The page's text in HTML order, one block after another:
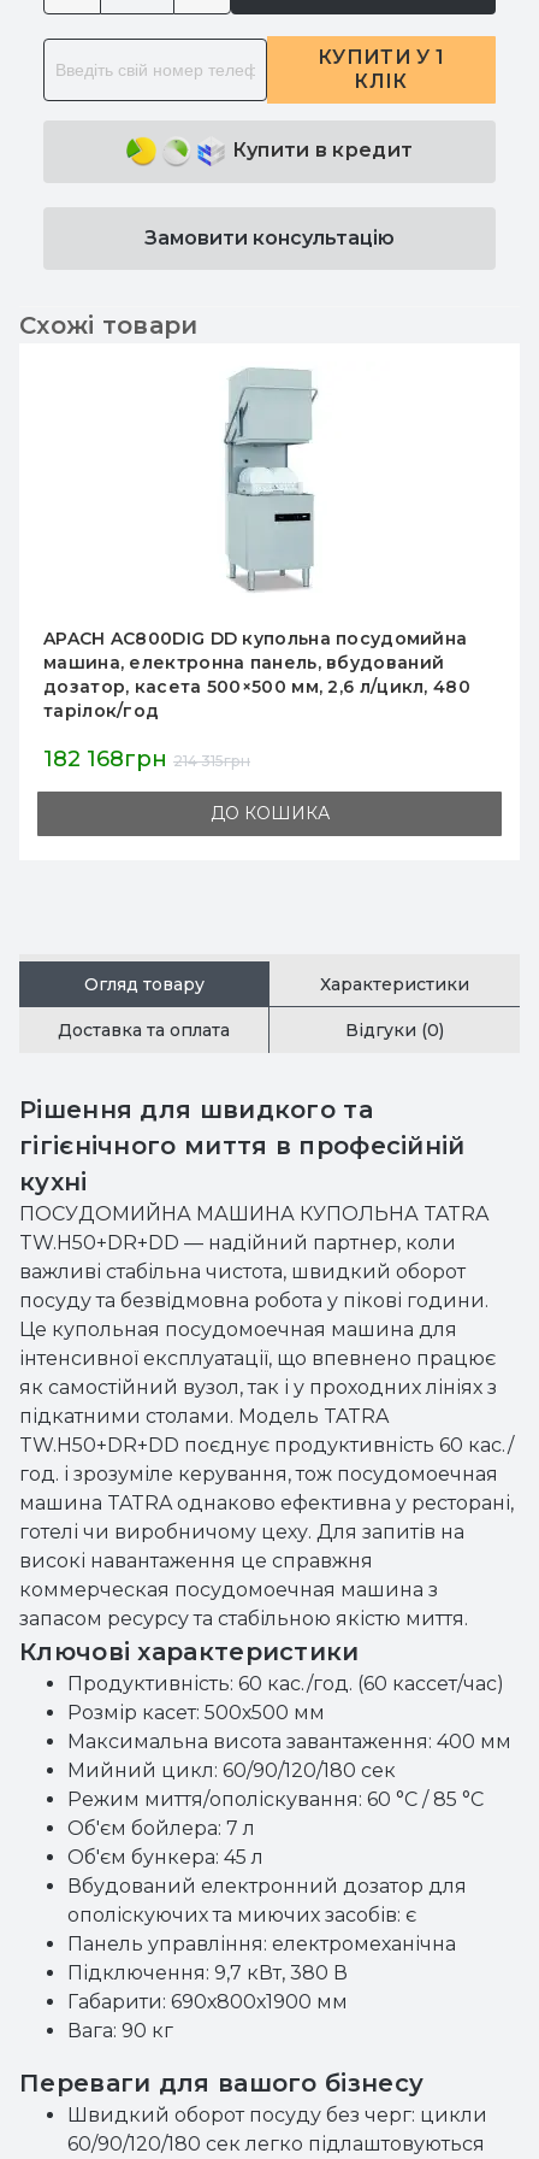
КУПИТИ У 1
КЛІК
Купити в кредит
Замовити консультацію
Схожі товари
APACH AF400 барна фронтальна механічна
посудомийка для склянок 30–40 касет/год,
касета 385×385 мм, дозатор і дренажна
помпа, 436×535×670 мм
73 656грн 86 654грн
ДО КОШИКА
Огляд товару Характеристики
Доставка та оплата Відгуки (0)
Рішення для швидкого та
гігієнічного миття в професійній
кухні
ПОСУДОМИЙНА МАШИНА КУПОЛЬНА TATRA
TW.H50+DR+DD — надійний партнер, коли
важливі стабільна чистота, швидкий оборот
посуду та безвідмовна робота у пікові години.
Це купольная посудомоечная машина для
інтенсивної експлуатації, що впевнено працює
як самостійний вузол, так і у проходних лініях з
підкатними столами. Модель TATRA
TW.H50+DR+DD поєднує продуктивність 60 кас./
год. і зрозуміле керування, тож посудомоечная
машина TATRA однаково ефективна у ресторані,
готелі чи виробничому цеху. Для запитів на
високі навантаження це справжня
коммерческая посудомоечная машина з
запасом ресурсу та стабільною якістю миття.
Ключові характеристики
Продуктивність: 60 кас./год. (60 кассет/час)
Розмір касет: 500х500 мм
Максимальна висота завантаження: 400 мм
Мийний цикл: 60/90/120/180 сек
Режим миття/ополіскування: 60 °С / 85 °С
Об'єм бойлера: 7 л
Об'єм бункера: 45 л
Вбудований електронний дозатор для
ополіскуючих та миючих засобів: є
Панель управління: електромеханічна
Підключення: 9,7 кВт, 380 В
Габарити: 690х800х1900 мм
Вага: 90 кг
Переваги для вашого бізнесу
Швидкий оборот посуду без черг: цикли
60/90/120/180 сек легко підлаштовуються